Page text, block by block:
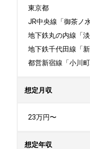
東京都
JR中央線「御茶ノ
地下鉄丸の内線「
地下鉄千代田線「
都営新宿線「小川
想定月収
23万円〜
想定年収